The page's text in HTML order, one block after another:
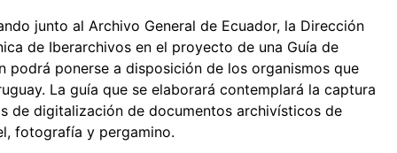
junto al Archivo General de Ecuador, la Dirección
de Iberarchivos en el proyecto de una Guía de
ponerse a disposición de los organismos que
La guía que se elaborará contemplará la captura
de digitalización de documentos archivísticos de
fotografía y pergamino.